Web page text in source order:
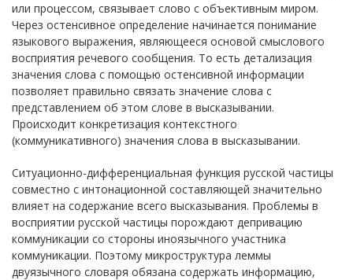
или процессом, связывает слово с объективным миром.
Через остенсивное определение начинается понимание
языкового выражения, являющееся основой смыслового
восприятия речевого сообщения. То есть детализация
значения слова с помощью остенсивной информации
позволяет правильно связать значение слова с
представлением об этом слове в высказывании.
Происходит конкретизация контекстного
(коммуникативного) значения слова в высказывании.
Ситуационно-дифференциальная функция русской частицы
совместно с интонационной составляющей значительно
влияет на содержание всего высказывания. Проблемы в
восприятии русской частицы порождают депривацию
коммуникации со стороны иноязычного участника
коммуникации. Поэтому микроструктура леммы
двуязычного словаря обязана содержать информацию,